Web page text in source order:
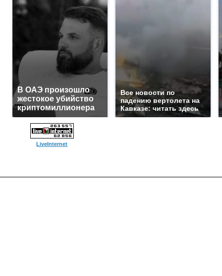
В ОАЭ произошло
жестокое убийство
криптомиллионера
Все новости по
падению вертолета на
Кавказе: читать здесь
LiveInternet